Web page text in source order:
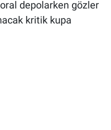
depolarken gözler
kritik kupa